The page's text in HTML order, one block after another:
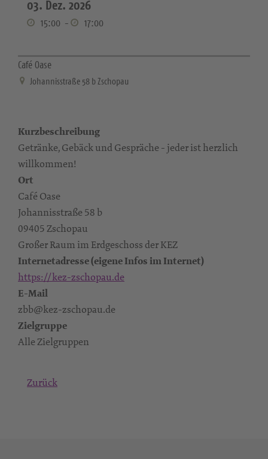
03. Dez. 2026
15:00 - 17:00
Café Oase
Johannisstraße 58 b Zschopau
Kurzbeschreibung
Getränke, Gebäck und Gespräche - jeder ist herzlich
willkommen!
Ort
Café Oase
Johannisstraße 58 b
09405 Zschopau
Großer Raum im Erdgeschoss der KEZ
Internetadresse (eigene Infos im Internet)
https://kez-zschopau.de
E-Mail
zbb@kez-zschopau.de
Zielgruppe
Alle Zielgruppen
Zurück